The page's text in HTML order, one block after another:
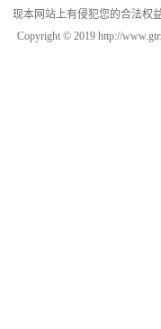
现本网站上有侵犯您的合法权
Copyright © 2019 http://